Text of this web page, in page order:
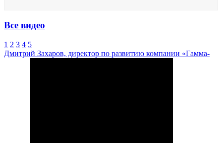
Все видео
1 2 3 4 5
Дмитрий Захаров, директор по развитию компании «Гамма-